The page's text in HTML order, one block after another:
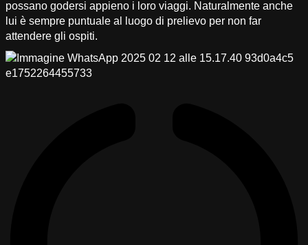
possano godersi appieno i loro viaggi. Naturalmente anche
lui è sempre puntuale al luogo di prelievo per non far
attendere gli ospiti.